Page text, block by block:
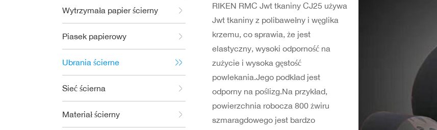
Wytrzymała papier ścierny
Piasek papierowy
Ubrania ścierne
Sieć ścierna
Materiał ścierny
RIKEN RMC Jwt tkaniny CJ25 używa
Jwt tkaniny z polibawełny i węglika
krzemu, co sprawia, że jest
elastyczny, wysoki odporność na
zużycie i wysoka gęstość
powlekania.Jego podkład jest
odporny na poślizg.Na przykład,
powierzchnia robocza 800 żwiru
szmaragdowego jest bardzo